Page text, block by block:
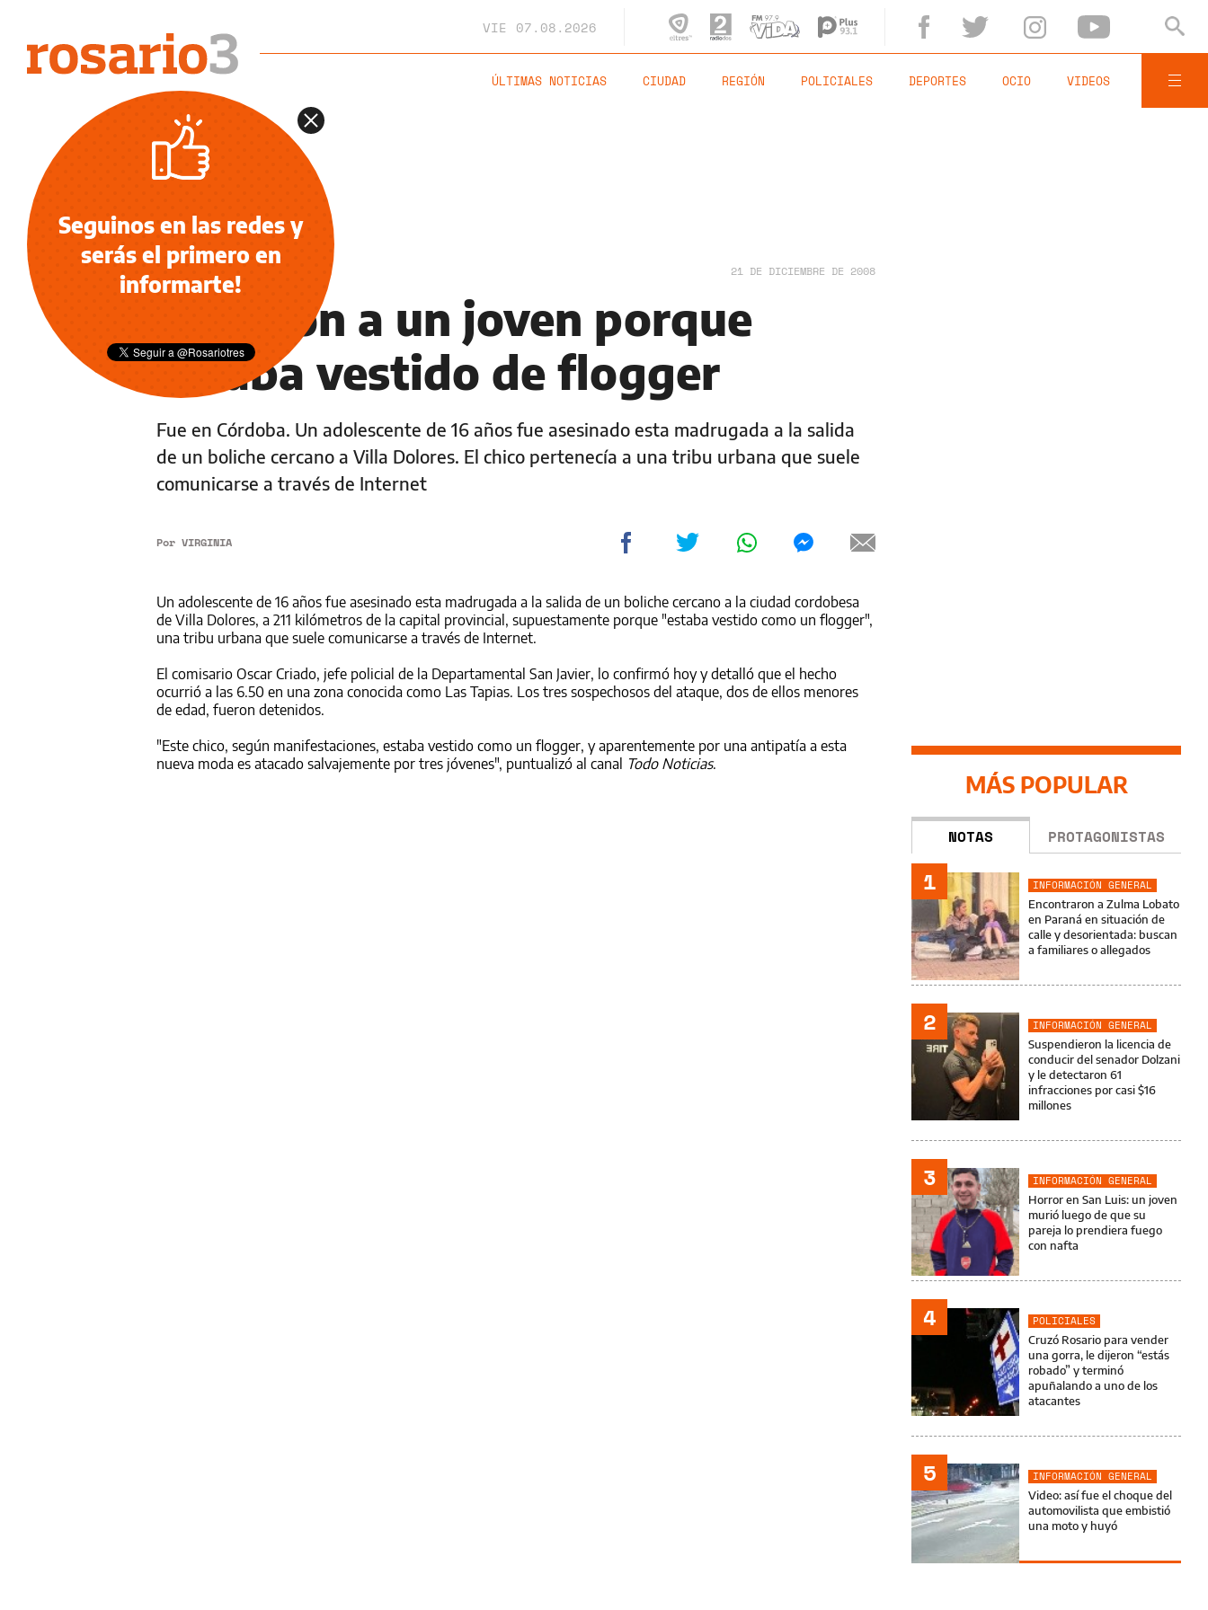
VIE 07.08.2026
ÚLTIMAS NOTICIAS CIUDAD REGIÓN POLICIALES DEPORTES OCIO VIDEOS
NOTICIAS 21 DE DICIEMBRE DE 2008
Mataron a un joven porque
estaba vestido de flogger
Fue en Córdoba. Un adolescente de 16 años fue asesinado esta madrugada a la salida
de un boliche cercano a Villa Dolores. El chico pertenecía a una tribu urbana que suele
comunicarse a través de Internet
Por VIRGINIA
Un adolescente de 16 años fue asesinado esta madrugada a la salida de un boliche cercano a la ciudad cordobesa
de Villa Dolores, a 211 kilómetros de la capital provincial, supuestamente porque "estaba vestido como un flogger",
una tribu urbana que suele comunicarse a través de Internet.
El comisario Oscar Criado, jefe policial de la Departamental San Javier, lo confirmó hoy y detalló que el hecho
ocurrió a las 6.50 en una zona conocida como Las Tapias. Los tres sospechosos del ataque, dos de ellos menores
de edad, fueron detenidos.
"Este chico, según manifestaciones, estaba vestido como un flogger, y aparentemente por una antipatía a esta
nueva moda es atacado salvajemente por tres jóvenes", puntualizó al canal Todo Noticias.
MÁS POPULAR
NOTAS PROTAGONISTAS
1
INFORMACIÓN GENERAL
Encontraron a Zulma Lobato
en Paraná en situación de
calle y desorientada: buscan
a familiares o allegados
2
INFORMACIÓN GENERAL
Suspendieron la licencia de
conducir del senador Dolzani
y le detectaron 61
infracciones por casi $16
millones
3
INFORMACIÓN GENERAL
Horror en San Luis: un joven
murió luego de que su
pareja lo prendiera fuego
con nafta
4
POLICIALES
Cruzó Rosario para vender
una gorra, le dijeron “estás
robado” y terminó
apuñalando a uno de los
atacantes
5
INFORMACIÓN GENERAL
Video: así fue el choque del
automovilista que embistió
una moto y huyó
Seguinos en las redes y
serás el primero en
informarte!